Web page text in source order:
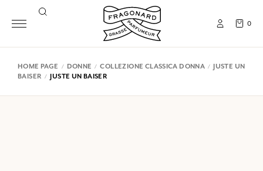
0
HOME PAGE DONNE COLLEZIONE CLASSICA DONNA
JUSTE UN
BAISER
JUSTE UN BAISER